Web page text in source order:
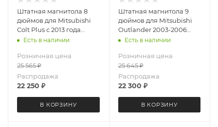
Штатная магнитола 8
дюймов для Mitsubishi
Colt Plus с 2013 года
MEKEDE X20-PRO 5104-
13 4+64 Gb 8 ядер
Есть в наличии
Розничная цена
25 565₽
Распродажа
22 250 ₽
В КОРЗИНУ
Штатная магнитола 9
дюймов для Mitsubishi
Outlander 2003-2006
Airtrek 2001-2005
6480 (крутилки) Android
13 4+64 Gb 8 ядер
Есть в наличии
Розничная цена
25 645₽
Распродажа
22 300 ₽
В КОРЗИНУ